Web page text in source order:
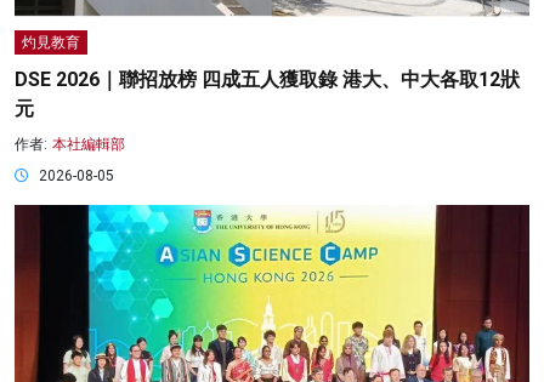
灼見教育
DSE 2026｜聯招放榜 四成五人獲取錄 港大、中大各取12狀
元
作者: 本社編輯部
2026-08-05